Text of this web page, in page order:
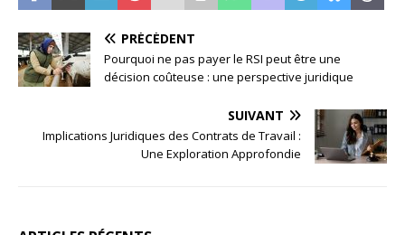
PRÉCÉDENT
Pourquoi ne pas payer le RSI peut être une
décision coûteuse : une perspective juridique
SUIVANT
Implications Juridiques des Contrats de Travail :
Une Exploration Approfondie